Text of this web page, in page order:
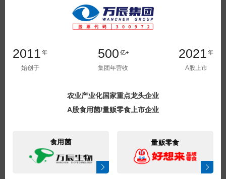
2011 年
始创于
500 亿+
集团年营收
2021 年
A股上市
农业产业化国家重点龙头企业
A股食用菌/量贩零食上市企业
食用菌 量贩零食
切根/2Kg x 4包 纸箱
带根/2Kg x 4包 纸箱
白玉菇
带根/125g x 48包 纸箱
带根/150g x 40包 泡沫箱
海鲜菇 立即提交